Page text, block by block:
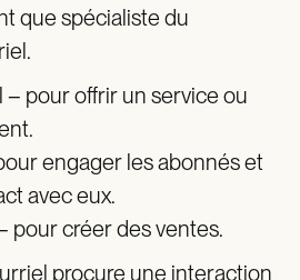
que spécialiste du
– pour offrir un service ou
engager les abonnés et
avec eux.
pour créer des ventes.
procure une interaction